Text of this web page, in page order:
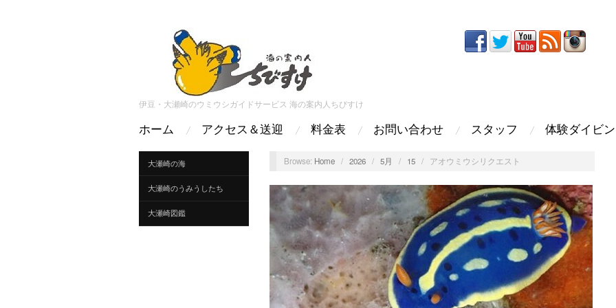
伊豆・大瀬崎のウミウシガイドサービス 海の案内人ちびすけ
ホーム アクセス＆送迎 料金表 お問い合わせ スタッフ 体験ダイビ
大瀬崎の海
大瀬崎のうみうしたち
大瀬崎図鑑
Browse: Home / 2026 / 5月 / 15 / アオウミウシリクエスト